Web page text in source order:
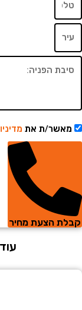
ת אתמדיניות
הצעת מחיר
עוד